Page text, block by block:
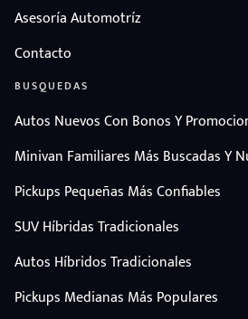
Asesoría Automotríz
Contacto
BUSQUEDAS
Autos Nuevos Con Bonos Y
Minivan Familiares Más Buscadas Y
Pickups Pequeñas Más Confiables
SUV Híbridas Tradicionales
Autos Híbridos Tradicionales
Pickups Medianas Más Populares